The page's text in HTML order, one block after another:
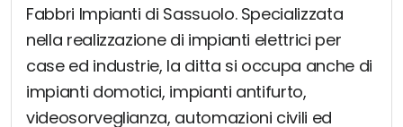
Fabbri Impianti di Sassuolo. Specializzata
nella realizzazione di impianti elettrici per
case ed industrie, la ditta si occupa anche di
impianti domotici, impianti antifurto,
videosorveglianza, automazioni civili ed